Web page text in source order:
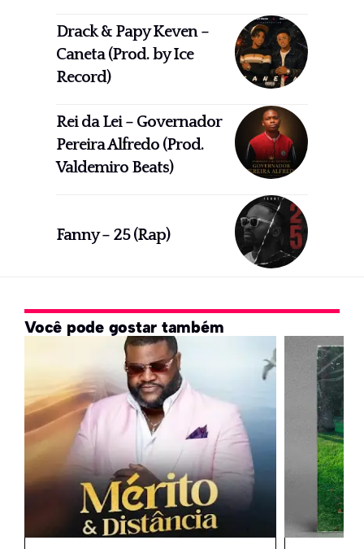
Drack & Papy Keven –
Caneta (Prod. by Ice
Record)
Rei da Lei – Governador
Pereira Alfredo (Prod.
Valdemiro Beats)
Fanny – 25 (Rap)
Você pode gostar também